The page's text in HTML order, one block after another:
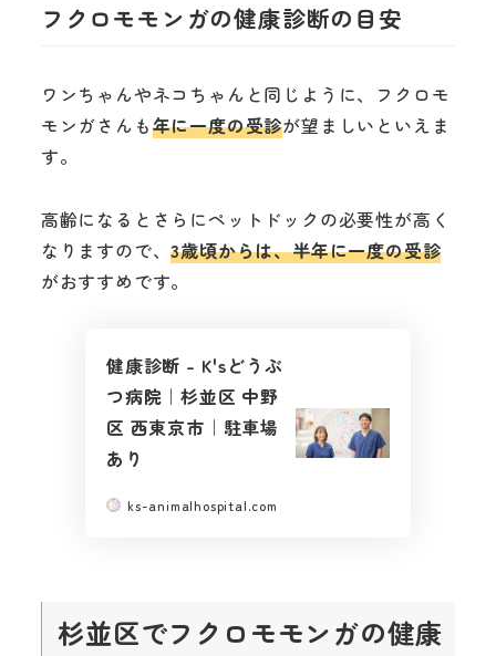
フクロモモンガの健康診断の目安
ワンちゃんやネコちゃんと同じように、フクロモ
モンガさんも年に一度の受診が望ましいといえま
す。
高齢になるとさらにペットドックの必要性が高く
なりますので、3歳頃からは、半年に一度の受診
がおすすめです。
健康診断 – K'sどうぶ
つ病院｜杉並区 中野
区 西東京市｜駐車場
あり
ks-animalhospital.com
杉並区でフクロモモンガの健康